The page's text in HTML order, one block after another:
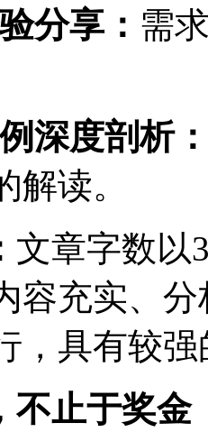
分享： 需
深度剖析
解读。
文章字数以
容充实、
，具有较
不止于奖金